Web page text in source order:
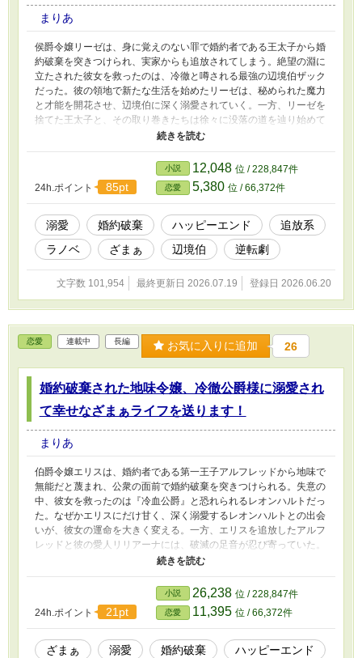
まりあ
侯爵令嬢リーゼは、身に覚えのない罪で婚約者である王太子から婚
約破棄を突きつけられ、実家からも追放されてしまう。絶望の淵に
立たされた彼女を救ったのは、冷徹と噂される最強の辺境伯ザック
だった。彼の領地で新たな生活を始めたリーゼは、秘められた魔力
と才能を開花させ、辺境伯に深く溺愛されていく。一方、リーゼを
捨てた王太子と、その取り巻きたちは徐々に没落の道を辿り始めて
いた。これは、理不尽な仕打ちを受けた令嬢が、真実の愛と幸せを
掴み、元婚約者たちに痛烈なざまぁを食らわせるまでの、シリアス
24h.ポイント 85pt
小説 12,048 位 / 228,847件
恋愛 5,380 位 / 66,372件
溺愛 婚約破棄 ハッピーエンド
追放系
ラノベ
ざまぁ 辺境伯 逆転劇
文字数 101,954 最終更新日 2026.07.19 登録日 2026.06.20
恋愛 連載中 長編 お気に入りに追加 26
婚約破棄された地味令嬢、冷徹公爵様に溺愛され
て幸せなざまぁライフを送ります！
まりあ
伯爵令嬢エリスは、婚約者である第一王子アルフレッドから地味で
無能だと蔑まれ、公衆の面前で婚約破棄を突きつけられる。失意の
中、彼女を救ったのは『冷血公爵』と恐れられるレオンハルトだっ
た。なぜかエリスにだけ甘く、深く溺愛するレオンハルトとの出会
いが、彼女の運命を大きく変える。一方、エリスを追放したアルフ
レッドと彼の愛人リリアーナには、破滅の足音が忍び寄っていた。
これは、地味令嬢が真実の愛と最高のざまぁを手に入れる、シリア
ス＆甘々ハッピーエンド物語！
24h.ポイント 21pt
小説 26,238 位 / 228,847件
恋愛 11,395 位 / 66,372件
ざまぁ 溺愛 婚約破棄
ハッピーエンド